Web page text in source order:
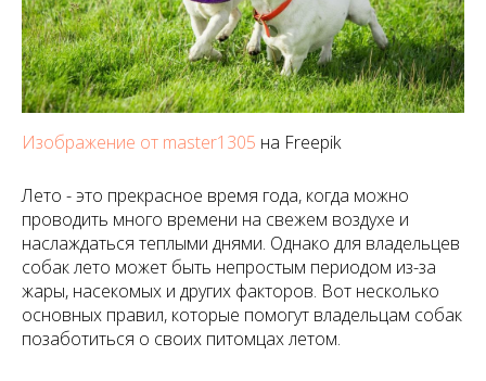
Изображение от master1305 на Freepik
Лето - это прекрасное время года, когда можно
проводить много времени на свежем воздухе и
наслаждаться теплыми днями. Однако для владельцев
собак лето может быть непростым периодом из-за
жары, насекомых и других факторов. Вот несколько
основных правил, которые помогут владельцам собак
позаботиться о своих питомцах летом.